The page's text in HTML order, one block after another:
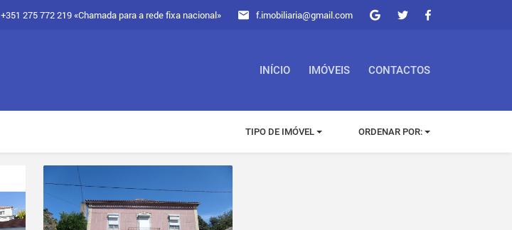
f.imobiliaria@gmail.com
+351 275 772 219 «Chamada para a rede fixa nacional»
INÍCIO IMÓVEIS CONTACTOS
ORDENAR POR:
TIPO DE IMÓVEL